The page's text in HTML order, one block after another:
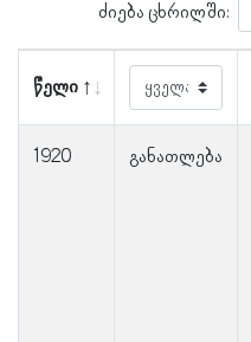
ძიება ცხრილში:
წელი
1920 განათლება